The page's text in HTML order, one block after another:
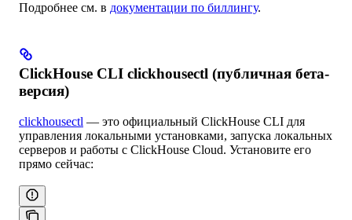
Подробнее см. в документации по биллингу.
ClickHouse CLI clickhousectl (публичная бета-
версия)
clickhousectl — это официальный ClickHouse CLI для
управления локальными установками, запуска локальных
серверов и работы с ClickHouse Cloud. Установите его
прямо сейчас: